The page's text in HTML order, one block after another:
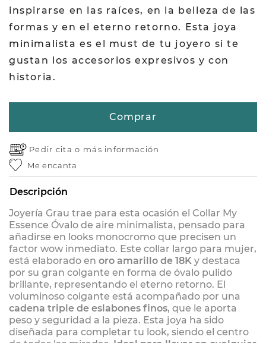
inspirarse en las raíces, en la belleza de las
formas y en el eterno retorno. Esta joya
minimalista es el must de tu joyero si te
gustan los accesorios expresivos y con
historia.
Comprar
Pedir cita o más información
Me encanta
Descripción
Joyería Grau trae para esta ocasión el Collar My
Essence Óvalo de aire minimalista, pensado para
añadirse en looks monocromo que precisen un
factor wow inmediato. Este collar largo para mujer,
está elaborado en oro amarillo de 18K y destaca
por su gran colgante en forma de óvalo pulido
brillante, representando el eterno retorno. El
voluminoso colgante está acompañado por una
cadena triple de eslabones finos, que le aporta
peso y seguridad a la pieza. Esta joya ha sido
diseñada para completar tu look, siendo el centro